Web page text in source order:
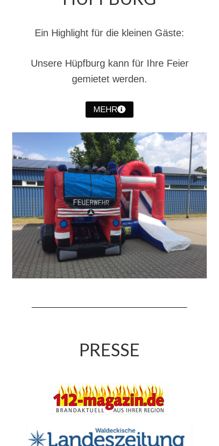
Christkindwiegen 2024
Christkindwiegen 2022
Christkindwiegen 2019
Christkindwiegen 2017
Christkindwiegen 2016
Jahreskonzert 2017
Oktoberfestkonzert 2018
Jahreskonzert 2019
Benefizkonzert 2021
Oktoberfestkonzert 2022
Tagesfahrt 2017
Einsatzleitwagen ELW 1
Hilfeleistungslöschgruppenfahrzeug HLF
Drehleiter DLK 23/12
Ein Highlight für die kleinen Gäste:
Unsere Hüpfburg kann für Ihre Feier
gemietet werden.
MEHR
PRESSE